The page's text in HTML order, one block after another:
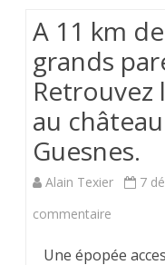
A 11 km
grands
Retrouvez
au
Guesnes.
Alain Texier 7
commentaire
Une épopée